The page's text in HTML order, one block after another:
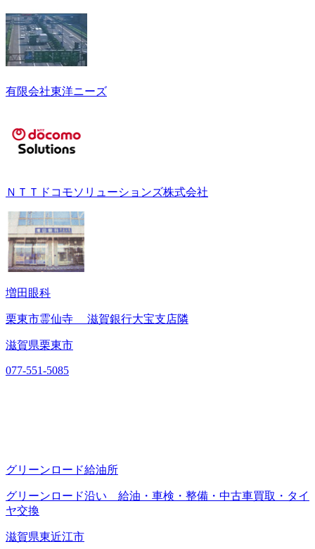
有限会社東洋ニーズ
ＮＴＴドコモソリューションズ株式会社
増田眼科
栗東市霊仙寺 滋賀銀行大宝支店隣
滋賀県栗東市
077-551-5085
グリーンロード給油所
グリーンロード沿い 給油・車検・整備・中古車買取・タイ
ヤ交換
滋賀県東近江市